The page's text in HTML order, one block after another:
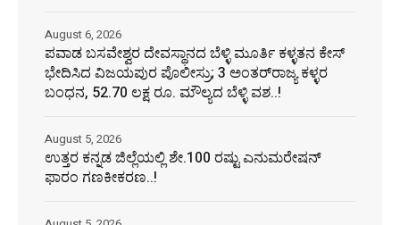
ಪವಾಡ ಬಸವೇಶ್ವರ ದೇವಸ್ಥಾನದ ಬೆಳ್ಳಿ ಮೂರ್ತಿ ಕಳ್ಳತನ ಕೇಸ್
ಭೇದಿಸಿದ ವಿಜಯಪುರ ಪೊಲೀಸ್ರು; 3 ಅಂತರ್‌ರಾಜ್ಯ ಕಳ್ಳರ
ಬಂಧನ, 52.70 ಲಕ್ಷ ರೂ. ಮೌಲ್ಯದ ಬೆಳ್ಳಿ ವಶ..!
August 6, 2026
ಉತ್ತರ ಕನ್ನಡ ಜಿಲ್ಲೆಯಲ್ಲಿ ಶೇ.100 ರಷ್ಟು ಎನುಮರೇಷನ್
ಫಾರಂ ಗಣಕೀಕರಣ..!
August 5, 2026